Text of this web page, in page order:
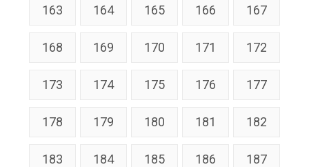
163 164 165 166 167
168 169 170 171 172
173 174 175 176 177
178 179 180 181 182
183 184 185 186 187